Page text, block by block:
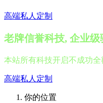
高端私人定制
老牌信誉科技, 企业级
本站所有科技开启不成功全
高端私人定制
你的位置